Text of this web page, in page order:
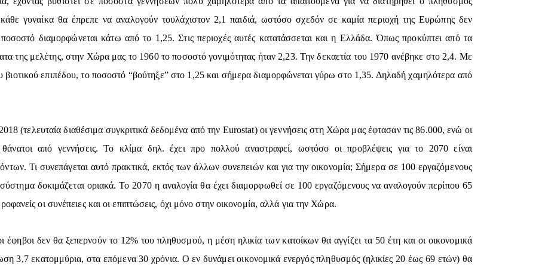
γυναίκα θα έπρεπε να αναλογούν τουλάχιστον 2,1 παιδιά, ωστόσο σχεδόν σε καμία περιοχή της Ευρώπης δεν
διαμορφώνεται κάτω από το 1,25. Στις περιοχές αυτές κατατάσσεται και η Ελλάδα. Όπως προκύπτει από τα
της μελέτης, στην Χώρα μας το 1960 το ποσοστό γονιμότητας ήταν 2,23. Την δεκαετία του 1970 ανέβηκε στο 2,4. Με
επιπέδου, το ποσοστό “βούτηξε” στο 1,25 και σήμερα διαμορφώνεται γύρω στο 1,35. Δηλαδή χαμηλότερα από
2018 (τελευταία διαθέσιμα συγκριτικά δεδομένα από την Eurostat) οι γεννήσεις στη Χώρα μας έφτασαν τις 86.000, ενώ οι
από γεννήσεις. Το κλίμα δηλ. έχει προ πολλού αναστραφεί, ωστόσο οι προβλέψεις για το 2070 είναι
Τι συνεπάγεται αυτό πρακτικά, εκτός των άλλων συνεπειών και για την οικονομία; Σήμερα σε 100 εργαζόμενους
δοκιμάζεται οριακά. Το 2070 η αναλογία θα έχει διαμορφωθεί σε 100 εργαζόμενους να αναλογούν περίπου 65
οι συνέπειες και οι επιπτώσεις, όχι μόνο στην οικονομία, αλλά για την Χώρα.
έφηβοι δεν θα ξεπερνούν το 12% του πληθυσμού, η μέση ηλικία των κατοίκων θα αγγίζει τα 50 έτη και οι οικονομικά
3,7 εκατομμύρια, στα επόμενα 30 χρόνια. Ο εν δυνάμει οικονομικά ενεργός πληθυσμός (ηλικίες 20 έως 69 ετών) θα